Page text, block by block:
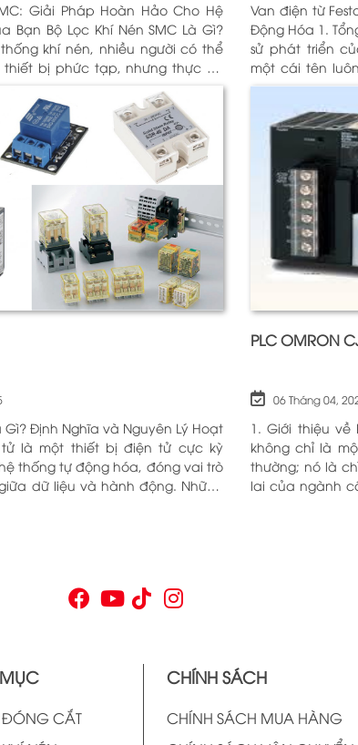
Giải Pháp Hoàn Hảo Cho Hệ
SMC Là Gì?
khí nén, nhiều người có thể
bị phức tạp, nhưng thực sự,
Van điện từ
Động Hóa 1. Tổng quan về van điện từ Festo 1.1. Lịch
sử phát triển của Festo Khi nhắc
một cái tên
chính là
Đức, Festo đã
Lý Hoạt
thống tự động hóa, đóng vai trò
dữ liệu và hành động. Những
le điện tử có khả năng xử lý và
PLC OMRON
06 Tháng 04,
1. Giới thiệu về PLC
không chỉ là
thường; nó là
lai của ngành
việc của mình.
ĐÓNG CẮT
CHÍNH SÁCH
CHÍNH SÁCH MUA HÀNG